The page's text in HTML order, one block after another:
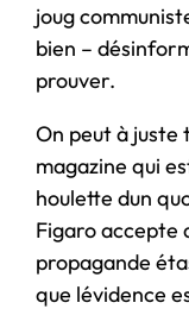
joug
bien –
prouver.
On peut à juste
magazine qui
houlette dun
Figaro accepte
propagande
que lévidence